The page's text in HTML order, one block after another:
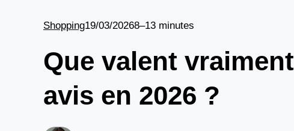
Shopping19/03/20268–13 minutes
Que valent
avis en 2026 ?